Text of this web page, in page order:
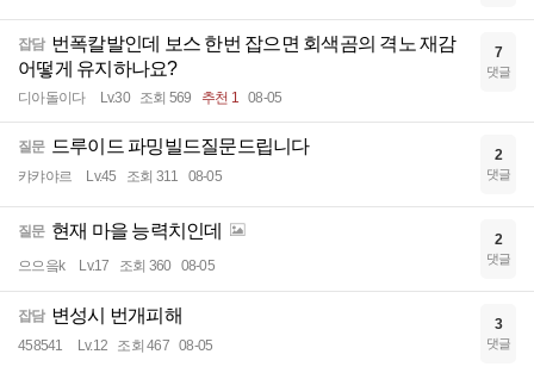
잡담 번폭칼발인데 보스 한번 잡으면 회색곰의 격노 재감
어떻게 유지하나요?
디아돌이다 Lv.30 조회 569 추천 1 08-05
7
댓글
질문 드루이드 파밍빌드질문드립니다
캬캬야르 Lv.45 조회 311 08-05
2
댓글
질문 현재 마을 능력치인데
으으읔k Lv.17 조회 360 08-05
2
댓글
잡담 변성시 번개피해
458541 Lv.12 조회 467 08-05
3
댓글